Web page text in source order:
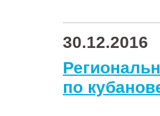
30.12.2016
по